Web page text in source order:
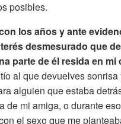
posibles.
los años y ante
desmesurado que
parte de él resida en mi
al que devuelves
alguien que estaba
de mi amiga, o durante
el sexo que me